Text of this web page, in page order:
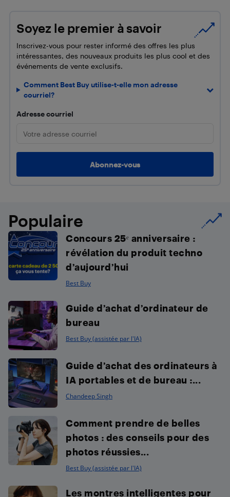
Soyez le premier à savoir
Inscrivez-vous pour rester informé des offres les plus
intéressantes, des nouveaux produits les plus cool et des
événements de vente exclusifs.
Comment Best Buy utilise-t-elle mon adresse
courriel?
Adresse courriel
Populaire
Concours 25ᵉ anniversaire :
révélation du produit techno
d’aujourd’hui
Best Buy
Guide d’achat d’ordinateur de
bureau
Best Buy (assistée par l'IA)
Guide d’achat des ordinateurs à
IA portables et de bureau :...
Chandeep Singh
Comment prendre de belles
photos : des conseils pour des
photos réussies...
Best Buy (assistée par l'IA)
Les montres intelligentes pour